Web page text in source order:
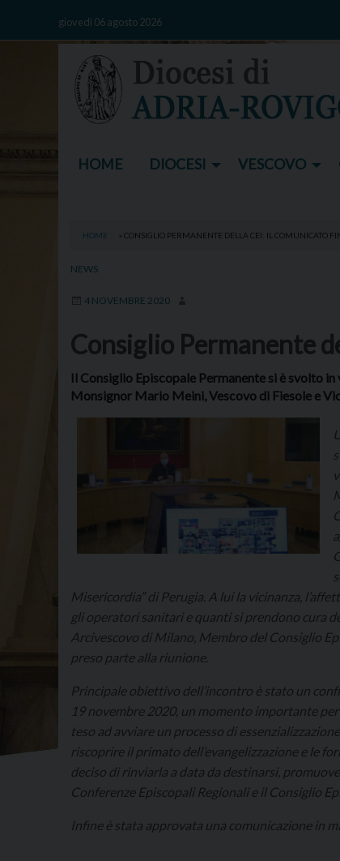
giovedì 06 agosto 2026
HOME DIOCESI VESCOVO
HOME » CONSIGLIO PERMANENTE DELLA CEI: IL COMUNICATO
NEWS
4 NOVEMBRE 2020
Consiglio Permanente
Il Consiglio Episcopale Permanente si è svolto
Monsignor Mario Meini, Vescovo di Fiesole e
Misericordia” di Perugia. A lui la vicinanza,
gli operatori sanitari e quanti si prendono cura
Arcivescovo di Milano, Membro del Consiglio
preso parte alla riunione.
Principale obiettivo dell’incontro è stato un
19 novembre 2020, un momento importante
teso ad avviare un processo di
riscoprire il primato dell’evangelizzazione e le
deciso di rinviarla a data da destinarsi,
Conferenze Episcopali Regionali e il Consiglio
Infine è stata approvata una comunicazione in